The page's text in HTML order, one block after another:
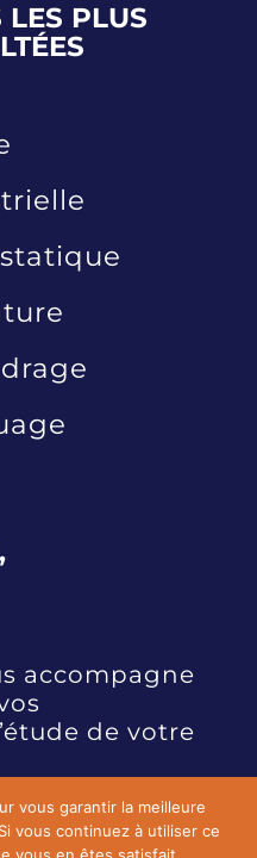
LES PLUS
accompagne
de votre
NOUS
vous garantir la meilleure
vous continuez à utiliser ce